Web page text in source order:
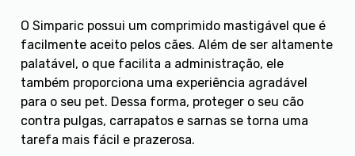
O Simparic possui um comprimido mastigável que é
facilmente aceito pelos cães. Além de ser altamente
palatável, o que facilita a administração, ele
também proporciona uma experiência agradável
para o seu pet. Dessa forma, proteger o seu cão
contra pulgas, carrapatos e sarnas se torna uma
tarefa mais fácil e prazerosa.